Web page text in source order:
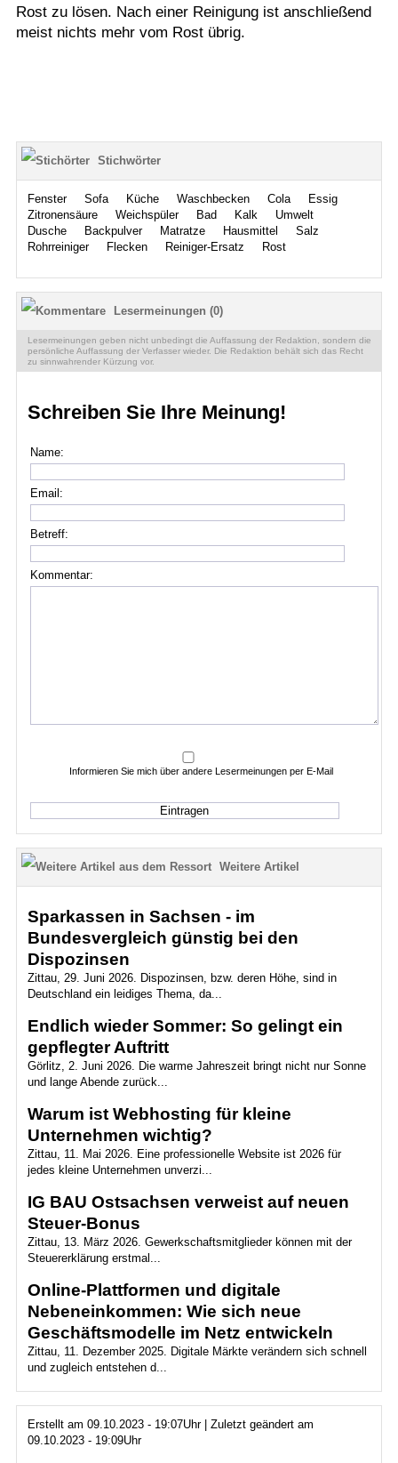
Rost zu lösen. Nach einer Reinigung ist anschließend
meist nichts mehr vom Rost übrig.
Stichwörter
Fenster Sofa Küche Waschbecken Cola
Essig
Zitronensäure
Weichspüler Bad Kalk
Umwelt
Dusche
Backpulver Matratze Hausmittel
Salz
Rohrreiniger
Flecken Reiniger-Ersatz Rost
Lesermeinungen (0)
Lesermeinungen geben nicht unbedingt die Auffassung der Redaktion, sondern die
persönliche Auffassung der Verfasser wieder. Die Redaktion behält sich das Recht
zu sinnwahrender Kürzung vor.
Schreiben Sie Ihre Meinung!
Name:
Email:
Betreff:
Kommentar:
Informieren Sie mich über andere Lesermeinungen per E-Mail
Weitere Artikel
Sparkassen in Sachsen - im
Bundesvergleich günstig bei den
Dispozinsen
Zittau, 29. Juni 2026. Dispozinsen, bzw. deren Höhe, sind in
Deutschland ein leidiges Thema, da...
Endlich wieder Sommer: So gelingt ein
gepflegter Auftritt
Görlitz, 2. Juni 2026. Die warme Jahreszeit bringt nicht nur Sonne
und lange Abende zurück...
Warum ist Webhosting für kleine
Unternehmen wichtig?
Zittau, 11. Mai 2026. Eine professionelle Website ist 2026 für
jedes kleine Unternehmen unverzi...
IG BAU Ostsachsen verweist auf neuen
Steuer-Bonus
Zittau, 13. März 2026. Gewerkschaftsmitglieder können mit der
Steuererklärung erstmal...
Online-Plattformen und digitale
Nebeneinkommen: Wie sich neue
Geschäftsmodelle im Netz entwickeln
Zittau, 11. Dezember 2025. Digitale Märkte verändern sich schnell
und zugleich entstehen d...
Erstellt am 09.10.2023 - 19:07Uhr | Zuletzt geändert am
09.10.2023 - 19:09Uhr